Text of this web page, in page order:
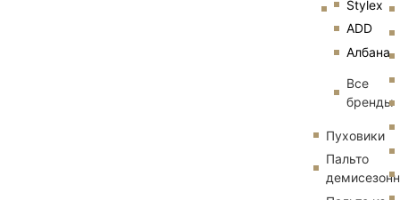
Stylex
ADD
Албана
Все
бренды
Пуховики
Пальто